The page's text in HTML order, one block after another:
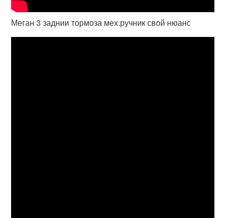
Меган 3 заднии тормоза мех.ручник свой нюанс